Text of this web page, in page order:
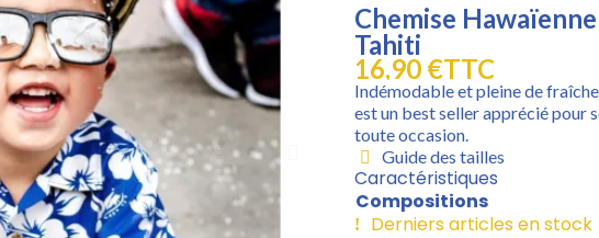
Chemise
Tahiti
16,90 €TTC
Indémodable et pleine de
est un best seller apprécié pour
toute occasion.
Guide des tailles
Caractéristiques
Compositions
Derniers articles en stock